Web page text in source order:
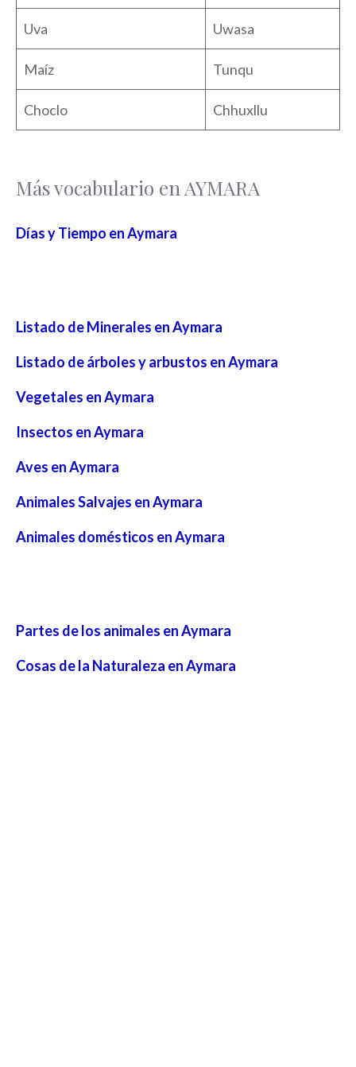
Uva Uwasa
Maíz Tunqu
Choclo Chhuxllu
Más vocabulario en AYMARA
Días y Tiempo en Aymara
Listado de Minerales en Aymara
Listado de árboles y arbustos en Aymara
Vegetales en Aymara
Insectos en Aymara
Aves en Aymara
Animales Salvajes en Aymara
Animales domésticos en Aymara
Partes de los animales en Aymara
Cosas de la Naturaleza en Aymara